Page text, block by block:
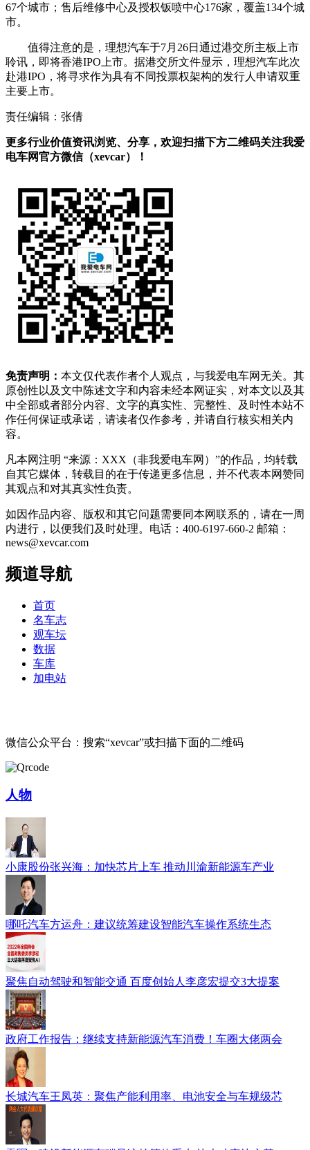
67个城市；售后维修中心及授权钣喷中心176家，覆盖134个城
市。
值得注意的是，理想汽车于7月26日通过港交所主板上市
聆讯，即将香港IPO上市。据港交所文件显示，理想汽车此次
赴港IPO，将寻求作为具有不同投票权架构的发行人申请双重
主要上市。
责任编辑：张倩
更多行业价值资讯浏览、分享，欢迎扫描下方二维码关注我爱
电车网官方微信（xevcar）！
免责声明： 本文仅代表作者个人观点，与我爱电车网无关。其
原创性以及文中陈述文字和内容未经本网证实，对本文以及其
中全部或者部分内容、文字的真实性、完整性、及时性本站不
作任何保证或承诺，请读者仅作参考，并请自行核实相关内
容。
凡本网注明 “来源：XXX（非我爱电车网）”的作品，均转载
自其它媒体，转载目的在于传递更多信息，并不代表本网赞同
其观点和对其真实性负责。
如因作品内容、版权和其它问题需要同本网联系的，请在一周
内进行，以便我们及时处理。电话：400-6197-660-2 邮箱：
news@xevcar.com
频道导航
首页
名车志
观车坛
数据
车库
加电站
微信公众平台：搜索“xevcar”或扫描下面的二维码
人物
小康股份张兴海：加快芯片上车 推动川渝新能源车产业
哪吒汽车方运舟：建议统筹建设智能汽车操作系统生态
聚焦自动驾驶和智能交通 百度创始人李彦宏提交3大提案
政府工作报告：继续支持新能源汽车消费！车圈大佬两会
长城汽车王凤英：聚焦产能利用率、电池安全与车规级芯